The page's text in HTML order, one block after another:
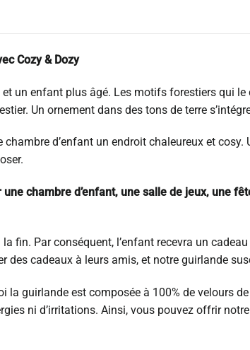
Cozy & Dozy
un enfant plus âgé. Les motifs forestiers qui
Un ornement dans des tons de terre
d’enfant un endroit chaleureux et
chambre d’enfant, une salle de jeux, une
fin. Par conséquent, l’enfant recevra un
cadeaux à leurs amis, et notre guirlande
la guirlande est composée à 100% de velours
ni d’irritations. Ainsi, vous pouvez offrir